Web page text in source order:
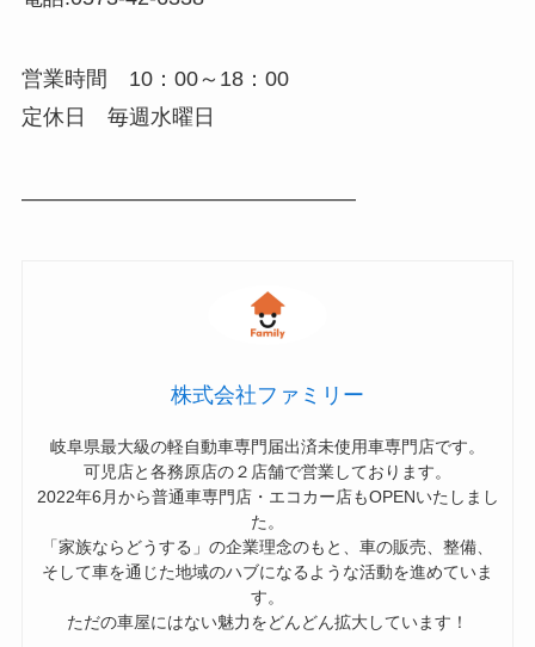
営業時間 10：00～18：00
定休日 毎週水曜日
———————————————–
株式会社ファミリー
岐阜県最大級の軽自動車専門届出済未使用車専門店です。
可児店と各務原店の２店舗で営業しております。
2022年6月から普通車専門店・エコカー店もOPENいたしまし
た。
「家族ならどうする」の企業理念のもと、車の販売、整備、
そして車を通じた地域のハブになるような活動を進めていま
す。
ただの車屋にはない魅力をどんどん拡大しています！